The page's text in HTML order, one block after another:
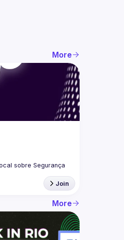
More
sobre Segurança
Join
More